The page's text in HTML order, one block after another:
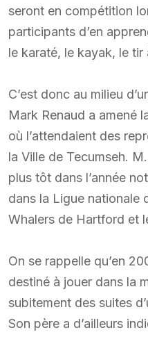
seront en compétition
participants d’en
le karaté, le kayak, le tir
C’est donc au milieu
Mark Renaud a amené
où l’attendaient des
la Ville de Tecumseh.
plus tôt dans l’année
dans la Ligue nationale
Whalers de Hartford et
On se rappelle qu’en
destiné à jouer dans la
subitement des suites
Son père a d’ailleurs